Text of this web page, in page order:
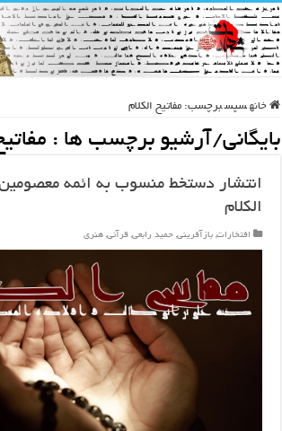
خانه سپس برچسب: مفاتیح الکلام
بایگانی/آرشیو برچسب ها :
انتشار دستخط منسوب به ائمه
الکلام
افتخارات, بازآفرینی, حمید رابعی, قرآنی, هنری